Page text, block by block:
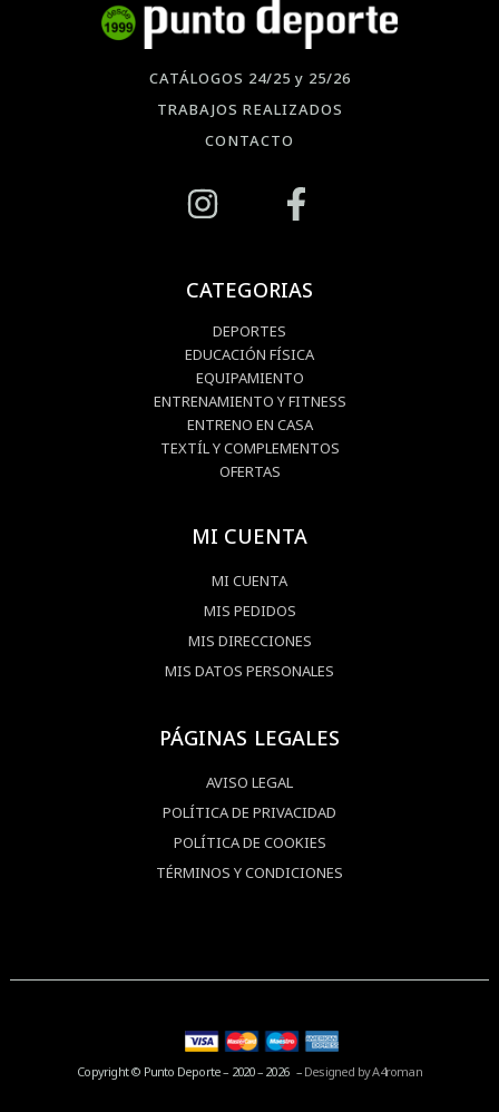
CATÁLOGOS 24/25 y 25/26
TRABAJOS REALIZADOS
CONTACTO
CATEGORIAS
DEPORTES
EDUCACIÓN FÍSICA
EQUIPAMIENTO
ENTRENAMIENTO Y FITNESS
ENTRENO EN CASA
TEXTÍL Y COMPLEMENTOS
OFERTAS
MI CUENTA
MI CUENTA
MIS PEDIDOS
MIS DIRECCIONES
MIS DATOS PERSONALES
PÁGINAS LEGALES
AVISO LEGAL
POLÍTICA DE PRIVACIDAD
POLÍTICA DE COOKIES
TÉRMINOS Y CONDICIONES
Copyright © Punto Deporte – 2020 – 2026 – Designed by A4roman